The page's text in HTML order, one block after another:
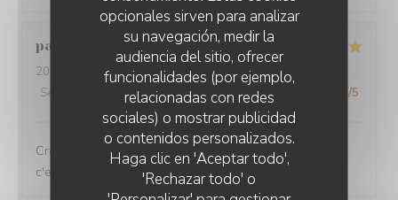
opcionales sirven para analizar
su navegación, medir la
audiencia del sitio, ofrecer
funcionalidades (por ejemplo,
relacionadas con redes
sociales) o mostrar publicidad
o contenidos personalizados.
Haga clic en 'Aceptar todo',
'Rechazar todo' o
pascal
2026-08-03
- 12:00 - Invitados 4
Servicio
Ambiente: 5/5 Menú:5 /5 Calidad / Precio /5
Crevettes chorizo....un régal servient avec le sourire...
c'est super !